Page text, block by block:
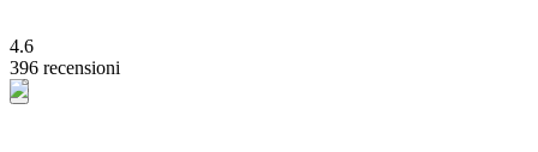
4.6
396 recensioni